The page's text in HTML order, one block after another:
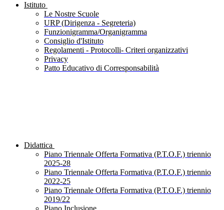
Istituto
Le Nostre Scuole
URP (Dirigenza - Segreteria)
Funzionigramma/Organigramma
Consiglio d'Istituto
Regolamenti - Protocolli- Criteri organizzativi
Privacy
Patto Educativo di Corresponsabilità
Didattica
Piano Triennale Offerta Formativa (P.T.O.F.) triennio
2025-28
Piano Triennale Offerta Formativa (P.T.O.F.) triennio
2022-25
Piano Triennale Offerta Formativa (P.T.O.F.) triennio
2019/22